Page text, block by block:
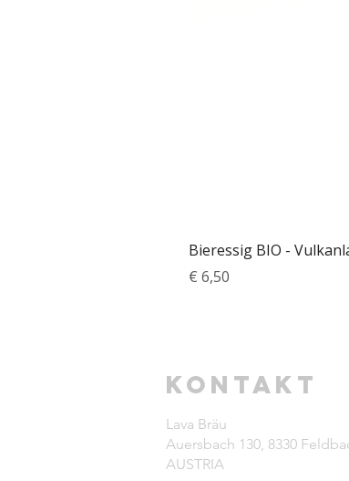
Bieressig BIO -
Preis
€ 6,50
Kontakt
Lava Bräu
Auersbach 130, 8330
AUSTRIA